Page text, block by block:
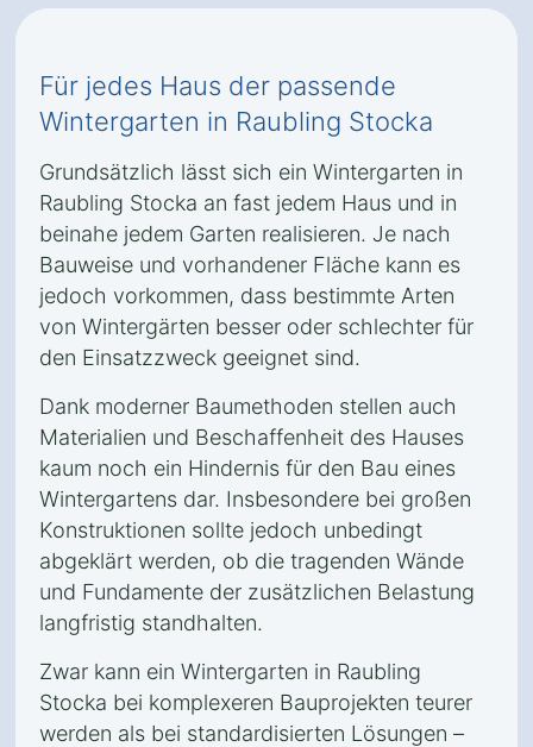
Für jedes Haus der passende
Wintergarten in Raubling Stocka
Grundsätzlich lässt sich ein Wintergarten in
Raubling Stocka an fast jedem Haus und in
beinahe jedem Garten realisieren. Je nach
Bauweise und vorhandener Fläche kann es
jedoch vorkommen, dass bestimmte Arten
von Wintergärten besser oder schlechter für
den Einsatzzweck geeignet sind.
Dank moderner Baumethoden stellen auch
Materialien und Beschaffenheit des Hauses
kaum noch ein Hindernis für den Bau eines
Wintergartens dar. Insbesondere bei großen
Konstruktionen sollte jedoch unbedingt
abgeklärt werden, ob die tragenden Wände
und Fundamente der zusätzlichen Belastung
langfristig standhalten.
Zwar kann ein Wintergarten in Raubling
Stocka bei komplexeren Bauprojekten teurer
werden als bei standardisierten Lösungen –